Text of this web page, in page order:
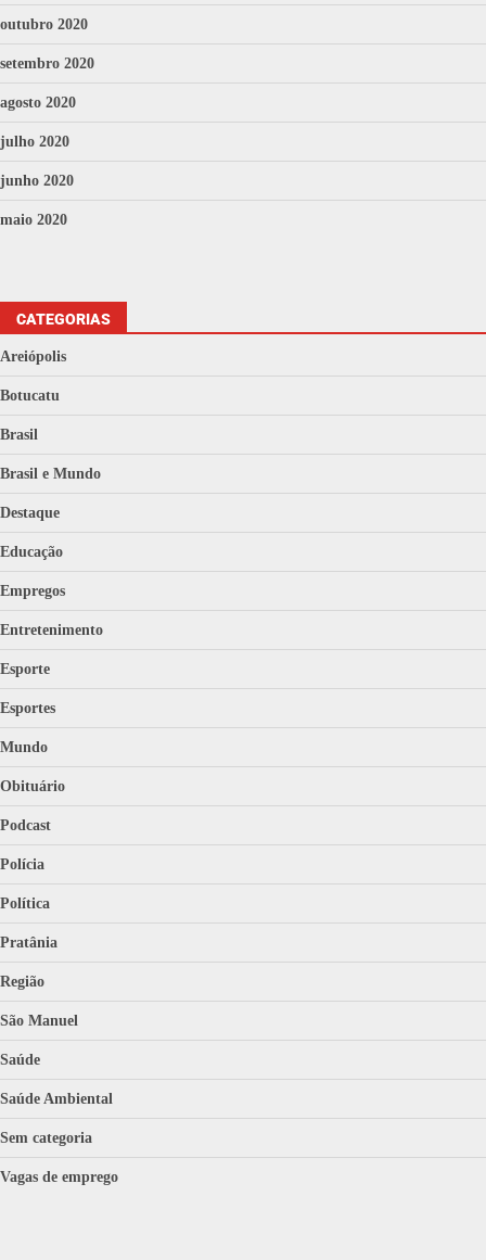
outubro 2020
setembro 2020
agosto 2020
julho 2020
junho 2020
maio 2020
CATEGORIAS
Areiópolis
Botucatu
Brasil
Brasil e Mundo
Destaque
Educação
Empregos
Entretenimento
Esporte
Esportes
Mundo
Obituário
Podcast
Polícia
Política
Pratânia
Região
São Manuel
Saúde
Saúde Ambiental
Sem categoria
Vagas de emprego